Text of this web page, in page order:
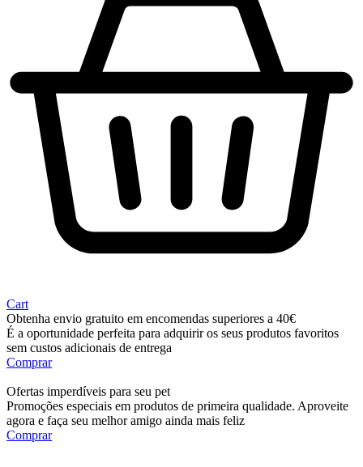
Cart
Obtenha envio gratuito em encomendas superiores a 40€
É a oportunidade perfeita para adquirir os seus produtos favoritos
sem custos adicionais de entrega
Comprar
Ofertas imperdíveis para seu pet
Promoções especiais em produtos de primeira qualidade. Aproveite
agora e faça seu melhor amigo ainda mais feliz
Comprar